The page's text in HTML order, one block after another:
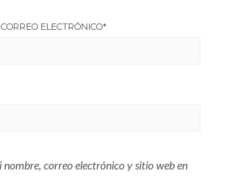
ELECTRÓNICO*
correo electrónico y sitio web en